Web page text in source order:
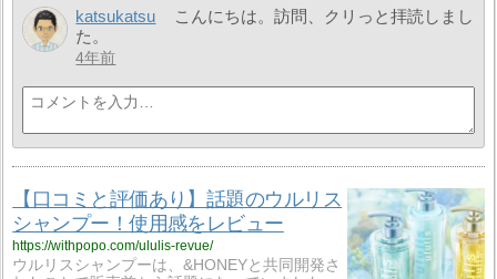
katsukatsu
こんにちは。訪問、クリっと拝読しまし
た。
4年前
【口コミと評価あり】話題のウルリス
シャンプー！使用感をレビュー
https://withpopo.com/ululis-revue/
ウルリスシャンプーは、&HONEYと共同開発さ